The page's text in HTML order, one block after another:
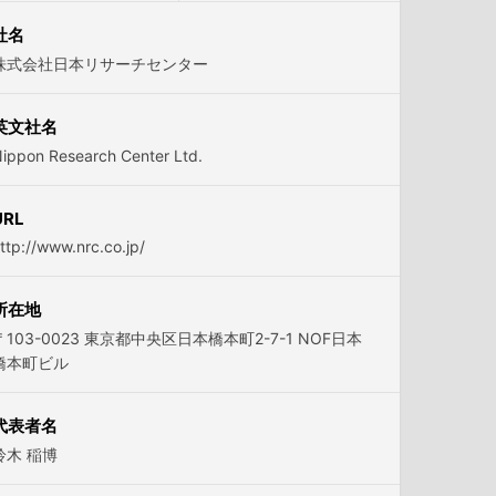
名
式会社日本リサーチセンター
文社名
Research Center Ltd.
www.nrc.co.jp/
在地
103-0023 東京都中央区日本橋本町2-7-1 NOF日本
本町ビル
表者名
木 稲博